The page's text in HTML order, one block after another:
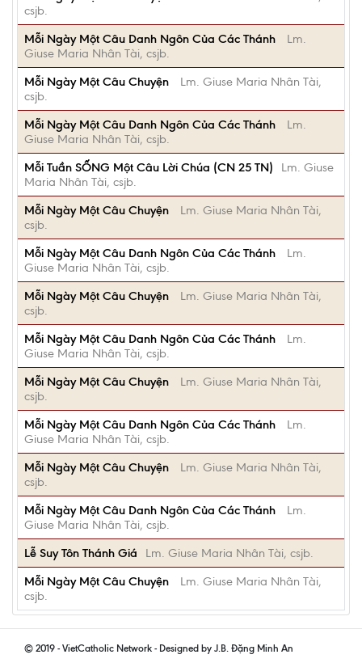
csjb.
Mỗi Ngày Một Câu Danh Ngôn Của Các Thánh
Lm.
Giuse Maria Nhân Tài, csjb.
Mỗi Ngày Một Câu Chuyện
Lm. Giuse Maria Nhân Tài,
csjb.
Mỗi Ngày Một Câu Danh Ngôn Của Các Thánh
Lm.
Giuse Maria Nhân Tài, csjb.
Mỗi Tuần SỐNG Một Câu Lời Chúa (CN 25 TN)
Lm. Giuse
Maria Nhân Tài, csjb.
Mỗi Ngày Một Câu Chuyện
Lm. Giuse Maria Nhân Tài,
csjb.
Mỗi Ngày Một Câu Danh Ngôn Của Các Thánh
Lm.
Giuse Maria Nhân Tài, csjb.
Mỗi Ngày Một Câu Chuyện
Lm. Giuse Maria Nhân Tài,
csjb.
Mỗi Ngày Một Câu Danh Ngôn Của Các Thánh
Lm.
Giuse Maria Nhân Tài, csjb.
Mỗi Ngày Một Câu Chuyện
Lm. Giuse Maria Nhân Tài,
csjb.
Mỗi Ngày Một Câu Danh Ngôn Của Các Thánh
Lm.
Giuse Maria Nhân Tài, csjb.
Mỗi Ngày Một Câu Chuyện
Lm. Giuse Maria Nhân Tài,
csjb.
Mỗi Ngày Một Câu Danh Ngôn Của Các Thánh
Lm.
Giuse Maria Nhân Tài, csjb.
Lễ Suy Tôn Thánh Giá
Lm. Giuse Maria Nhân Tài, csjb.
Mỗi Ngày Một Câu Chuyện
Lm. Giuse Maria Nhân Tài,
csjb.
© 2019 - VietCatholic Network - Designed by J.B. Đặng Minh An